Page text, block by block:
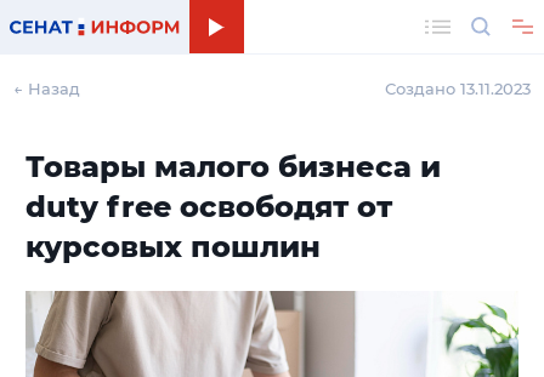
← Назад Создано 13.11.2023
Товары малого бизнеса и
duty free освободят от
курсовых пошлин